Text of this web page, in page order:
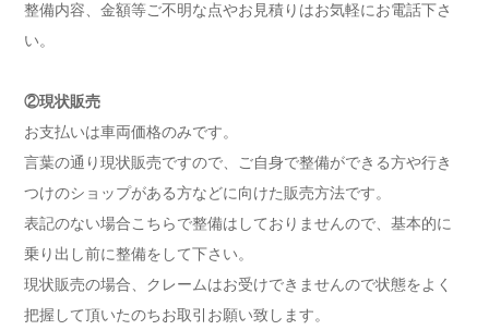
整備内容、金額等ご不明な点やお見積りはお気軽にお電話下さ
い。
②現状販売
お支払いは車両価格のみです。
言葉の通り現状販売ですので、ご自身で整備ができる方や行き
つけのショップがある方などに向けた販売方法です。
表記のない場合こちらで整備はしておりませんので、基本的に
乗り出し前に整備をして下さい。
現状販売の場合、クレームはお受けできませんので状態をよく
把握して頂いたのちお取引お願い致します。